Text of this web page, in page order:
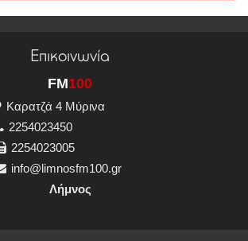
Επικοινωνία
FM100
Καρατζά 4 Μύρινα
2254023450
2254023005
info@limnosfm100.gr
Λήμνος